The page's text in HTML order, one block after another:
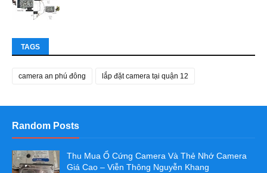
TAGS
camera an phú đông lắp đặt camera tại quận 12
Random Posts
Thu Mua Ổ Cứng Camera Và Thẻ Nhớ Camera
Giá Cao – Viễn Thông Nguyễn Khang